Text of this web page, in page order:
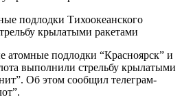
атомные подлодки “Красноярск” и
выполнили стрельбу крылатыми
Об этом сообщил телеграм-